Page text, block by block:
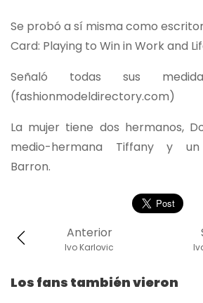
Se probó a sí misma como
Card: Playing to Win in Work and
Señaló todas sus
(fashionmodeldirectory.com)
La mujer tiene dos hermanos,
medio-hermana Tiffany y un
Barron.
Anterior
Ivo Karlovic
Los fans también vieron